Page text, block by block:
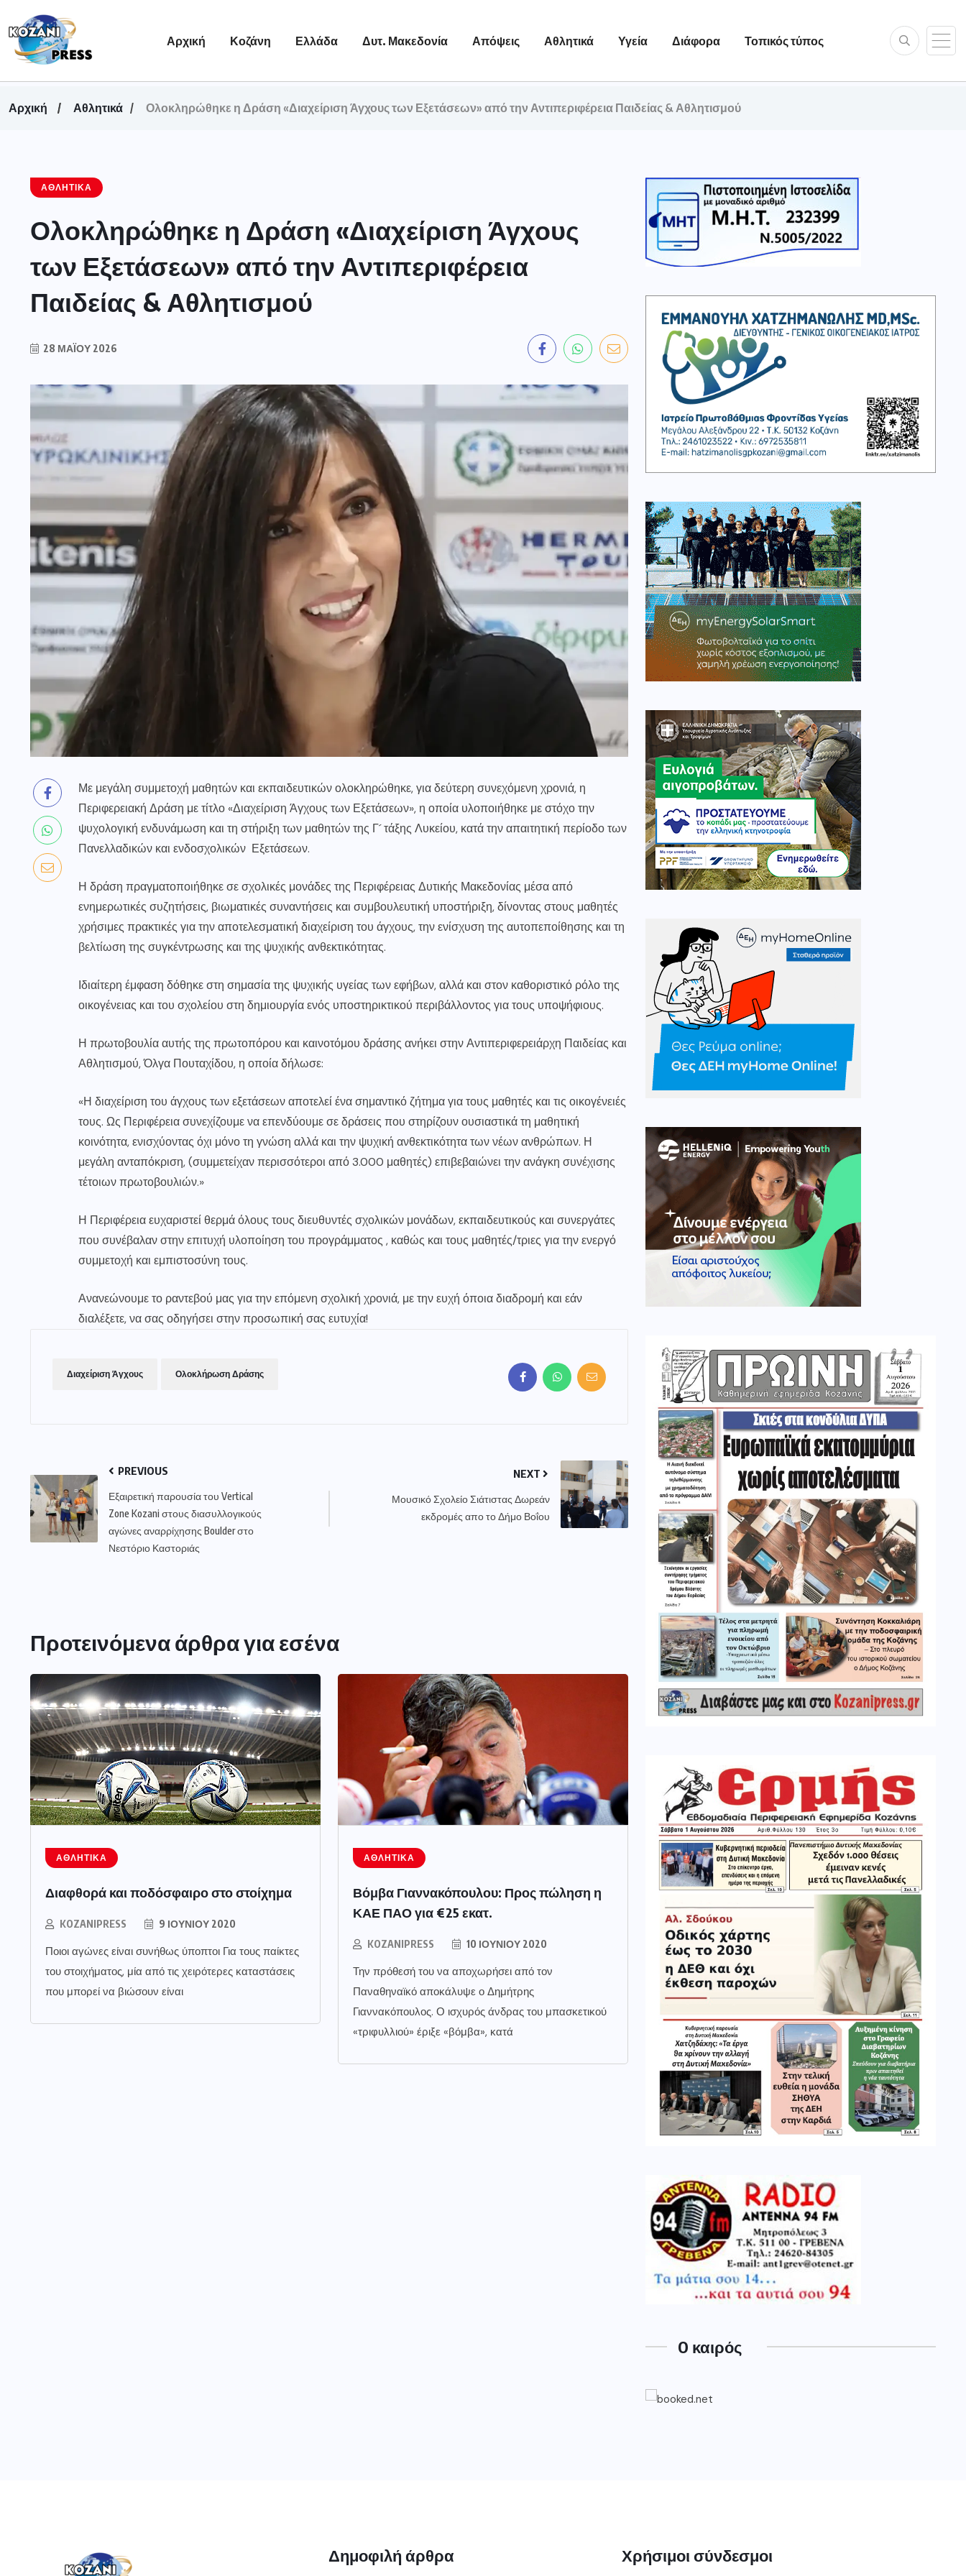
Αρχική Κοζάνη Ελλάδα Δυτ. Μακεδονία Απόψεις Αθλητικά Υγεία Διάφορα Τοπικός τύπος
Αρχική Αθλητικά Ολοκληρώθηκε η Δράση «Διαχείριση Άγχους των Εξετάσεων» από την Αντιπεριφέρεια Παιδείας & Αθλητισμού
ΑΘΛΗΤΙΚΆ
Ολοκληρώθηκε η Δράση «Διαχείριση Άγχους
των Εξετάσεων» από την Αντιπεριφέρεια
Παιδείας & Αθλητισμού
28 ΜΑΪ́ΟΥ 2026
Με μεγάλη συμμετοχή μαθητών και εκπαιδευτικών ολοκληρώθηκε, για δεύτερη συνεχόμενη χρονιά, η
Περιφερειακή Δράση με τίτλο «Διαχείριση Άγχους των Εξετάσεων», η οποία υλοποιήθηκε με στόχο την
ψυχολογική ενδυνάμωση και τη στήριξη των μαθητών της Γ´ τάξης Λυκείου, κατά την απαιτητική περίοδο των
Πανελλαδικών και ενδοσχολικών Εξετάσεων.
Η δράση πραγματοποιήθηκε σε σχολικές μονάδες της Περιφέρειας Δυτικής Μακεδονίας μέσα από
ενημερωτικές συζητήσεις, βιωματικές συναντήσεις και συμβουλευτική υποστήριξη, δίνοντας στους μαθητές
χρήσιμες πρακτικές για την αποτελεσματική διαχείριση του άγχους, την ενίσχυση της αυτοπεποίθησης και τη
βελτίωση της συγκέντρωσης και της ψυχικής ανθεκτικότητας.
Ιδιαίτερη έμφαση δόθηκε στη σημασία της ψυχικής υγείας των εφήβων, αλλά και στον καθοριστικό ρόλο της
οικογένειας και του σχολείου στη δημιουργία ενός υποστηρικτικού περιβάλλοντος για τους υποψήφιους.
Η πρωτοβουλία αυτής της πρωτοπόρου και καινοτόμου δράσης ανήκει στην Αντιπεριφερειάρχη Παιδείας και
Αθλητισμού, Όλγα Πουταχίδου, η οποία δήλωσε:
«Η διαχείριση του άγχους των εξετάσεων αποτελεί ένα σημαντικό ζήτημα για τους μαθητές και τις οικογένειές
τους. Ως Περιφέρεια συνεχίζουμε να επενδύουμε σε δράσεις που στηρίζουν ουσιαστικά τη μαθητική
κοινότητα, ενισχύοντας όχι μόνο τη γνώση αλλά και την ψυχική ανθεκτικότητα των νέων ανθρώπων. Η
μεγάλη ανταπόκριση, (συμμετείχαν περισσότεροι από 3.000 μαθητές) επιβεβαιώνει την ανάγκη συνέχισης
τέτοιων πρωτοβουλιών.»
Η Περιφέρεια ευχαριστεί θερμά όλους τους διευθυντές σχολικών μονάδων, εκπαιδευτικούς και συνεργάτες
που συνέβαλαν στην επιτυχή υλοποίηση του προγράμματος , καθώς και τους μαθητές/τριες για την ενεργό
συμμετοχή και εμπιστοσύνη τους.
Ανανεώνουμε το ραντεβού μας για την επόμενη σχολική χρονιά, με την ευχή όποια διαδρομή και εάν
διαλέξετε, να σας οδηγήσει στην προσωπική σας ευτυχία!
Διαχείριση Άγχους Ολοκλήρωση Δράσης
PREVIOUS
Εξαιρετική παρουσία του Vertical
Zone Kozani στους διασυλλογικούς
αγώνες αναρρίχησης Boulder στο
Νεστόριο Καστοριάς
NEXT
Μουσικό Σχολείο Σιάτιστας Δωρεάν
εκδρομές απο το Δήμο Βοΐου
Προτεινόμενα άρθρα για εσένα
ΑΘΛΗΤΙΚΆ
Διαφθορά και ποδόσφαιρο στο στοίχημα
KOZANIPRESS 9 ΙΟΥΝΊΟΥ 2020
Ποιοι αγώνες είναι συνήθως ύποπτοι Για τους παίκτες
του στοιχήματος, μία από τις χειρότερες καταστάσεις
που μπορεί να βιώσουν είναι
ΑΘΛΗΤΙΚΆ
Βόμβα Γιαννακόπουλου: Προς πώληση η
ΚΑΕ ΠΑΟ για €25 εκατ.
KOZANIPRESS 10 ΙΟΥΝΊΟΥ 2020
Την πρόθεσή του να αποχωρήσει από τον
Παναθηναϊκό αποκάλυψε ο Δημήτρης
Γιαννακόπουλος. Ο ισχυρός άνδρας του μπασκετικού
«τριφυλλιού» έριξε «βόμβα», κατά
O καιρός
Δημοφιλή άρθρα Χρήσιμοι σύνδεσμοι